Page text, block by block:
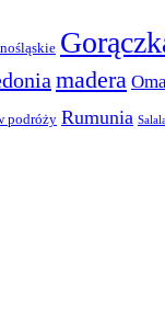
madera
podróży Rumunia